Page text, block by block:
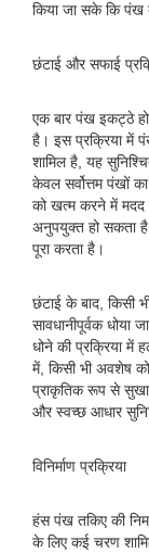
किया जा सके कि पंख
छंटाई और सफाई
एक बार पंख इकट्ठे
है। इस प्रक्रिया में
शामिल है, यह
केवल सर्वोत्तम पंखों
को खत्म करने में मदद
अनुपयुक्त हो सकता है,
पूरा करता है।
छंटाई के बाद, किसी
सावधानीपूर्वक
धोने की प्रक्रिया में
में, किसी भी अवशेष
प्राकृतिक रूप से
और स्वच्छ आधार
विनिर्माण प्रक्रिया
हंस पंख तकिए की
के लिए कई चरण